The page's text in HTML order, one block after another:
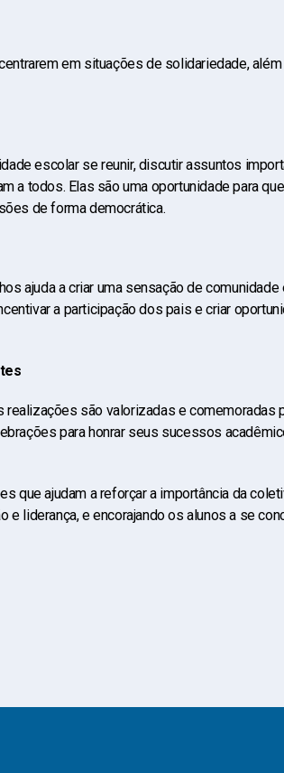
em situações de solidariedade,
escolar se reunir, discutir assuntos
a todos. Elas são uma oportunidade para
de forma democrática.
ajuda a criar uma sensação de comunidade
a participação dos pais e criar
são valorizadas e comemoradas
para honrar seus sucessos
que ajudam a reforçar a importância da
e liderança, e encorajando os alunos a se